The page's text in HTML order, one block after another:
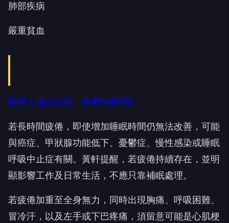
肺部疾病
嚴重貧血
睡再久都沒改善 留意5種可能
若長時間疲倦，即使增加睡眠時間仍無法改善，可能
與癌症、甲狀腺功能低下、憂鬱症、慢性感染或睡眠
呼吸中止症有關。黃軒提醒，若疲倦持續存在，並明
顯影響工作及日常生活，不應只靠補眠處理。
若疲倦加重至全身無力，同時出現胸痛、呼吸困難、
冒冷汗，以及左手或下巴疼痛，須留意可能是心肌梗